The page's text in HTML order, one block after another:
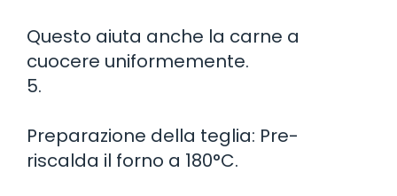
Questo aiuta anche la carne a
cuocere uniformemente.
5.
Preparazione della teglia: Pre-
riscalda il forno a 180°C.